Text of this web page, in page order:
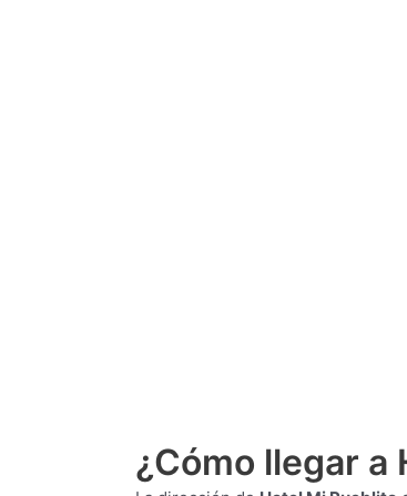
¿Cómo llegar a